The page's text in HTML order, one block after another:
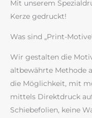
Mit unserem
Kerze gedruckt!
Was sind „Print-
Wir gestalten die
altbewährte Methode
die Möglichkeit, mit
mittels Direktdruck
Schiebefolien, keine